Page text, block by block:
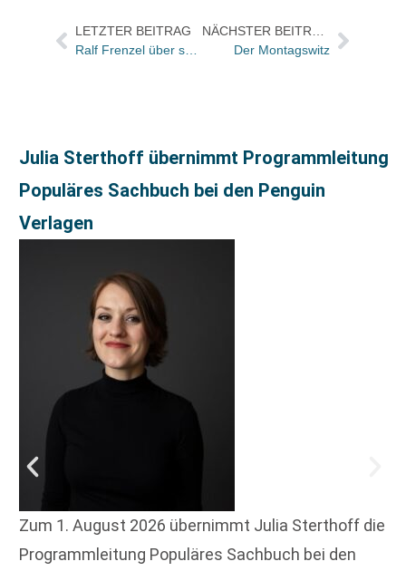
LETZTER BEITRAG
Ralf Frenzel über seine Marke Tre Torri, den Markt und Wünsche an den Handel
NÄCHSTER BEITRAG
Der Montagswitz
Julia Sterthoff übernimmt Programmleitung
Populäres Sachbuch bei den Penguin
Verlagen
Zum 1. August 2026 übernimmt Julia Sterthoff die
Programmleitung Populäres Sachbuch bei den